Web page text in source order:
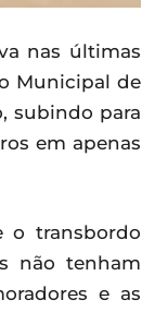
nas últimas
Municipal de
subindo para
em apenas
o transbordo
não tenham
e as